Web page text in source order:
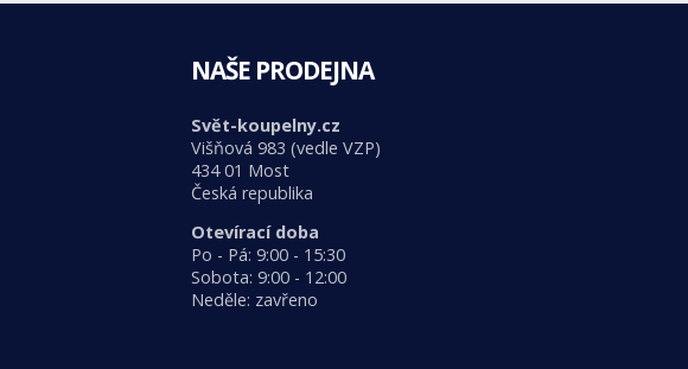
NAŠE PRODEJNA
Svět-koupelny.cz
Višňová 983 (vedle VZP)
434 01 Most
Česká republika
Otevírací doba
Po - Pá: 9:00 - 15:30
Sobota: 9:00 - 12:00
Neděle: zavřeno